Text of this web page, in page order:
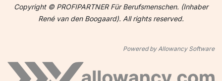
Copyright © PROFIPARTNER Für Berufsmenschen. (Inhaber
René van den Boogaard). All rights reserved.
Powered by Allowancy Software